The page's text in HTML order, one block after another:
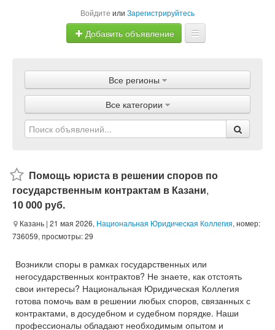
Войдите или Зарегистрируйтесь
Добавить объявление
Объявления
Магазины
Услуги
Все регионы
Все категории
Помощь юриста в решении споров по
государственным контрактам в Казани,
10 000 руб.
Казань | 21 мая 2026, Национальная Юридическая Коллегия, номер:
736059, просмотры: 29
Возникли споры в рамках государственных или
негосударственных контрактов? Не знаете, как отстоять
свои интересы? Национальная Юридическая Коллегия
готова помочь вам в решении любых споров, связанных с
контрактами, в досудебном и судебном порядке. Наши
профессионалы обладают необходимым опытом и